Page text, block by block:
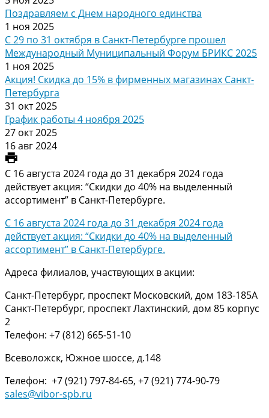
Поздравляем с Днем народного единства
1 ноя 2025
С 29 по 31 октября в Санкт-Петербурге прошел
Международный Муниципальный Форум БРИКС 2025
1 ноя 2025
Акция! Скидка до 15% в фирменных магазинах Санкт-
Петербурга
31 окт 2025
График работы 4 ноября 2025
27 окт 2025
16 авг 2024
С 16 августа 2024 года до 31 декабря 2024 года
действует акция: “Скидки до 40% на выделенный
ассортимент” в Санкт-Петербурге.
С 16 августа 2024 года до 31 декабря 2024 года
действует акция: “Скидки до 40% на выделенный
ассортимент” в Санкт-Петербурге.
Адреса филиалов, участвующих в акции:
Санкт-Петербург, проспект Московский, дом 183-185А
Санкт-Петербург, проспект Лахтинский, дом 85 корпус
2
Телефон: +7 (812) 665-51-10
Всеволожск, Южное шоссе, д.148
Телефон: +7 (921) 797-84-65, +7 (921) 774-90-79
sales@vibor-spb.ru